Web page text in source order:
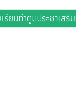
ยนท่าตูมประชาเสริ